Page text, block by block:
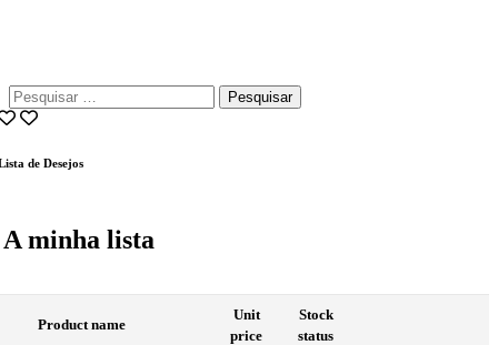
Pesquisar
por:
de Desejos
A minha lista
Product name
Unit
price
Stock
status